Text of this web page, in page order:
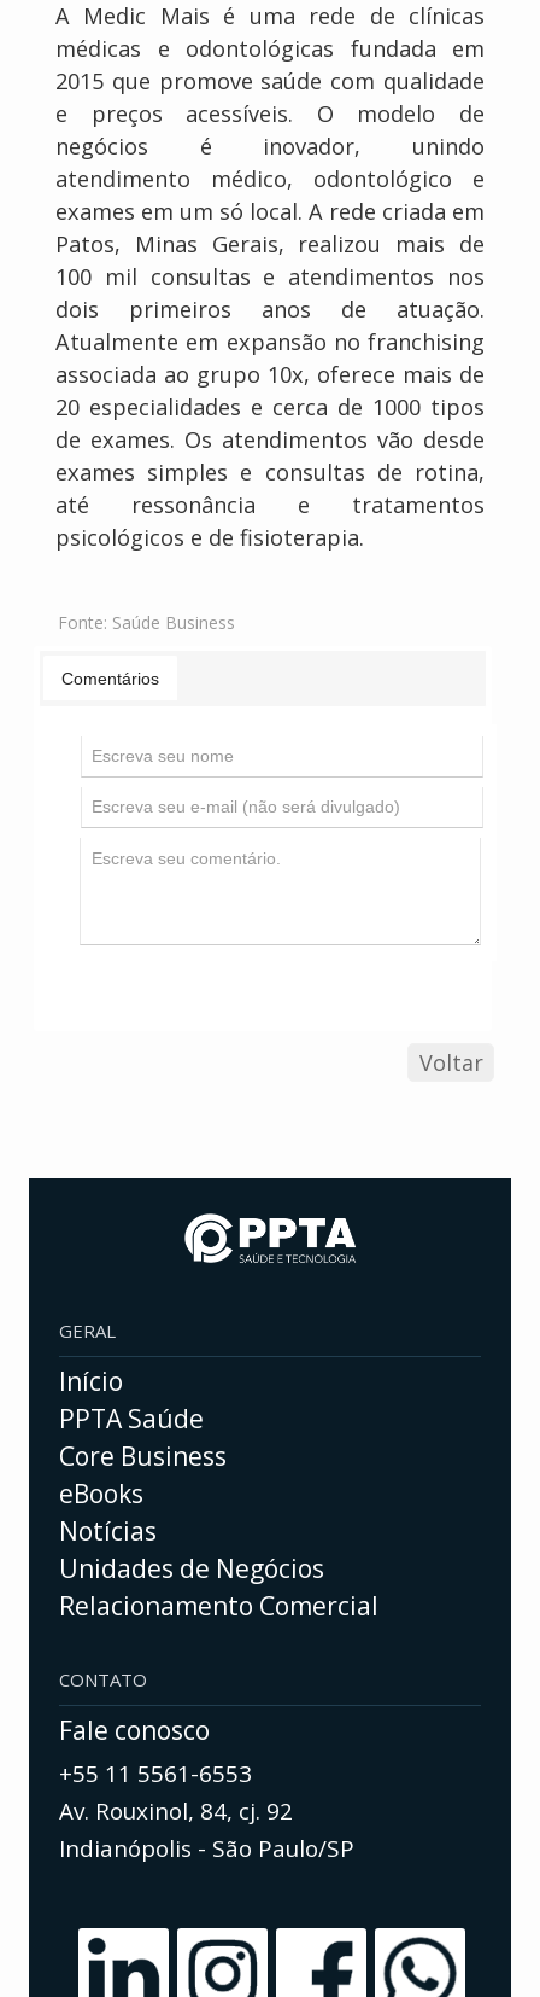
A Medic Mais é uma rede de clínicas
médicas e odontológicas fundada em
2015 que promove saúde com qualidade
e preços acessíveis. O modelo de
negócios é inovador, unindo
atendimento médico, odontológico e
exames em um só local. A rede criada em
Patos, Minas Gerais, realizou mais de
100 mil consultas e atendimentos nos
dois primeiros anos de atuação.
Atualmente em expansão no franchising
associada ao grupo 10x, oferece mais de
20 especialidades e cerca de 1000 tipos
de exames. Os atendimentos vão desde
exames simples e consultas de rotina,
até ressonância e tratamentos
psicológicos e de fisioterapia.
Fonte: Saúde Business
Comentários
Voltar
GERAL
Início
PPTA Saúde
Core Business
eBooks
Notícias
Unidades de Negócios
Relacionamento Comercial
CONTATO
Fale conosco
+55 11 5561-6553
Av. Rouxinol, 84, cj. 92
Indianópolis - São Paulo/SP